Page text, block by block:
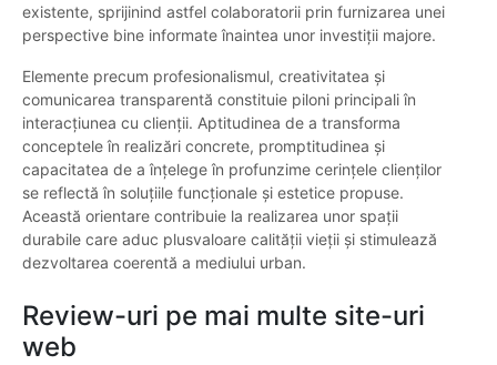
existente, sprijinind astfel colaboratorii prin furnizarea unei
perspective bine informate înaintea unor investiții majore.
Elemente precum profesionalismul, creativitatea și
comunicarea transparentă constituie piloni principali în
interacțiunea cu clienții. Aptitudinea de a transforma
conceptele în realizări concrete, promptitudinea și
capacitatea de a înțelege în profunzime cerințele clienților
se reflectă în soluțiile funcționale și estetice propuse.
Această orientare contribuie la realizarea unor spații
durabile care aduc plusvaloare calității vieții și stimulează
dezvoltarea coerentă a mediului urban.
Review-uri pe mai multe site-uri
web